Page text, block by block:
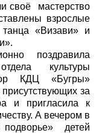
своё мастерство
взрослые
танца «Визави» и
поздравила
культуры
КДЦ «Бугры»
за
и пригласила к
А вечером в
подворье» детей